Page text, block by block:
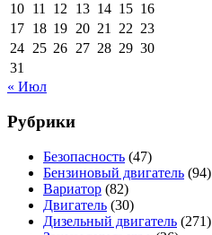
10 11 12 13 14 15 16
17 18 19 20 21 22 23
24 25 26 27 28 29 30
31
« Июл
Рубрики
Безопасность (47)
Бензиновый двигатель (94)
Вариатор (82)
Двигатель (30)
Дизельный двигатель (271)